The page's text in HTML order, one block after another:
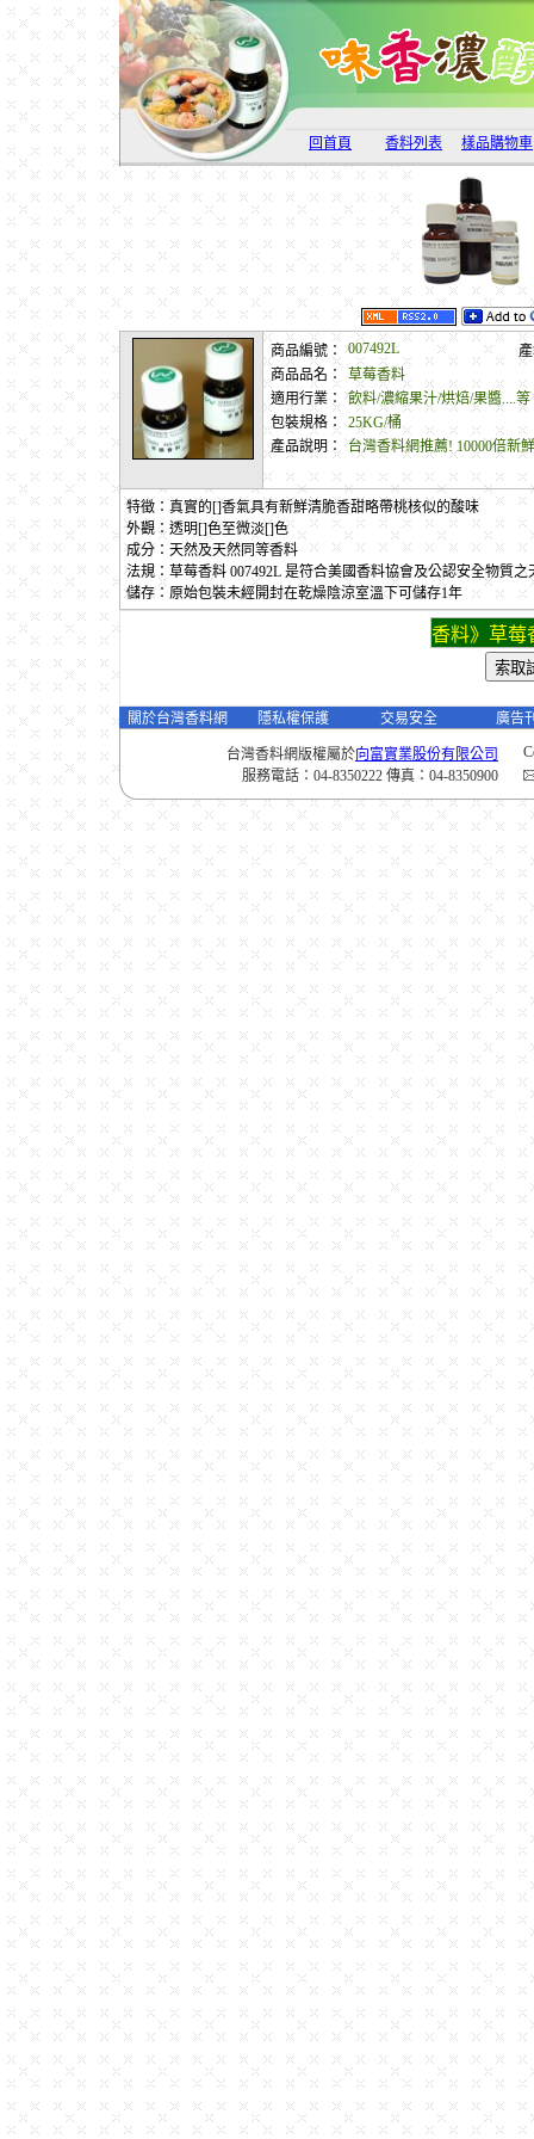
回首頁 香料列表 樣品購物車
商品編號： 007492L
商品品名：
草莓香料
適用行業：
飲料/濃縮果汁/烘焙/果醬....等
包裝規格： 25KG/桶
產品說明： 台灣香料網推薦! 10000倍新
特徵：真實的[]香氣具有新鮮清脆香甜略帶桃核似的酸味
外觀：透明[]色至微淡[]色
成分：天然及天然同等香料
法規：草莓香料 007492L 是符合美國香料協會及公認安全物質之
儲存：原始包裝未經開封在乾燥陰涼室溫下可儲存1年
香料》草
關於台灣香料網 隱私權保護 交易安全 廣告
台灣香料網版權屬於向富實業股份有限公司
服務電話：04-8350222 傳真：04-8350900